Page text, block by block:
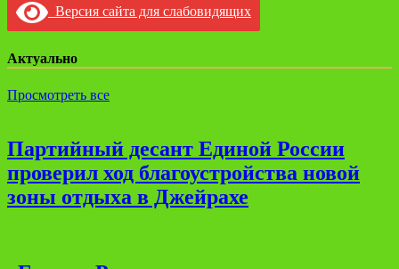
Версия сайта для слабовидящих
Актуально
Просмотреть все
Партийный десант Единой России
проверил ход благоустройства новой
зоны отдыха в Джейрахе